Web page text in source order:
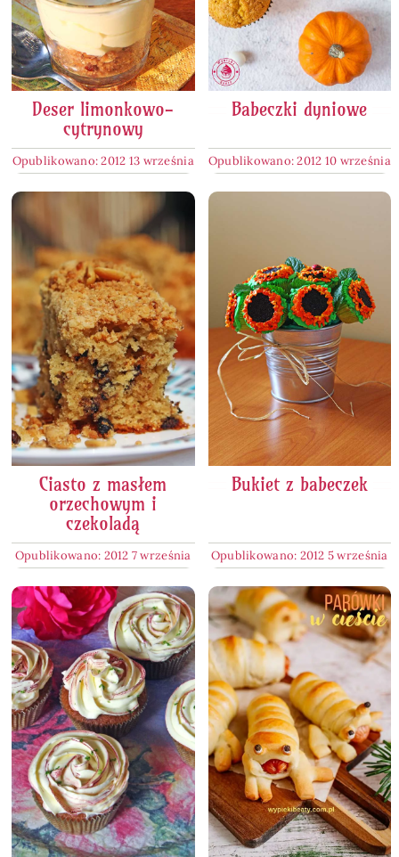
Deser limonkowo-
cytrynowy
Opublikowano: 2012 13 września
Babeczki dyniowe
Opublikowano: 2012 10 września
Ciasto z masłem
orzechowym i
czekoladą
Opublikowano: 2012 7 września
Bukiet z babeczek
Opublikowano: 2012 5 września